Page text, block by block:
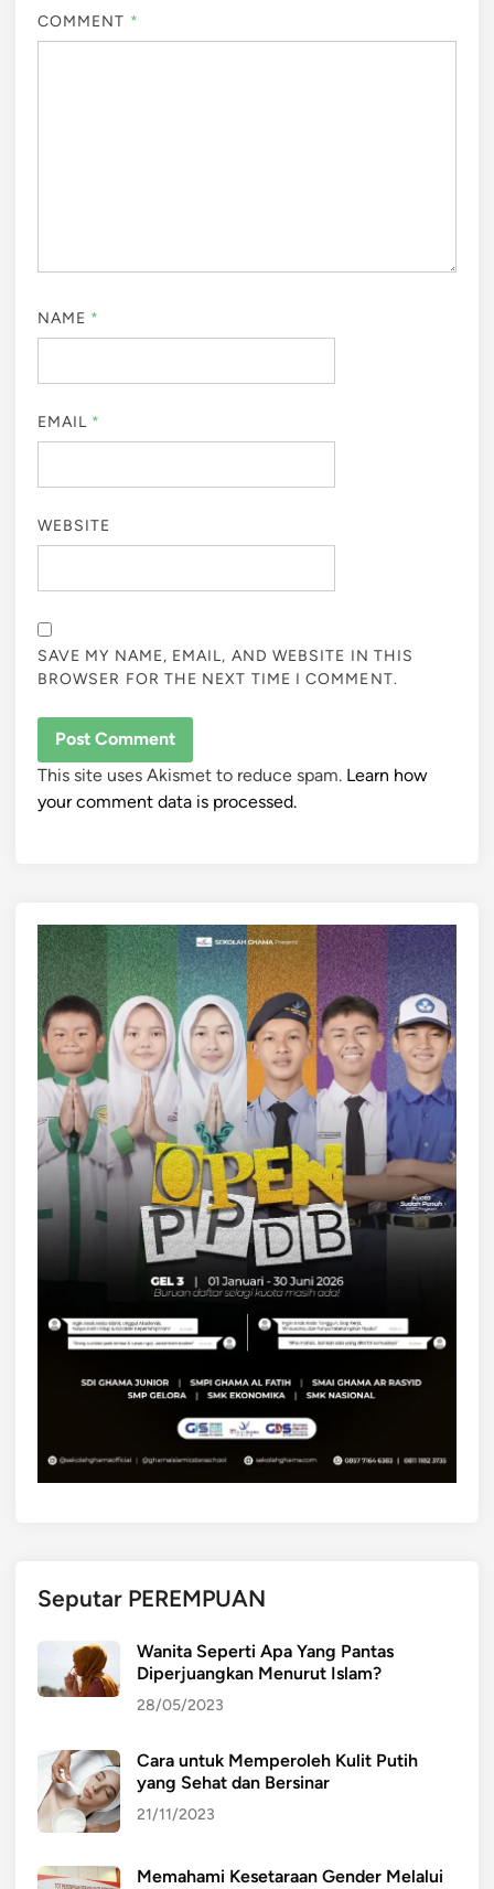
COMMENT *
NAME *
EMAIL *
WEBSITE
SAVE MY NAME, EMAIL, AND WEBSITE IN THIS
BROWSER FOR THE NEXT TIME I COMMENT.
This site uses Akismet to reduce spam. Learn how
your comment data is processed.
Seputar PEREMPUAN
Wanita Seperti Apa Yang Pantas
Diperjuangkan Menurut Islam?
28/05/2023
Cara untuk Memperoleh Kulit Putih
yang Sehat dan Bersinar
21/11/2023
Memahami Kesetaraan Gender Melalui